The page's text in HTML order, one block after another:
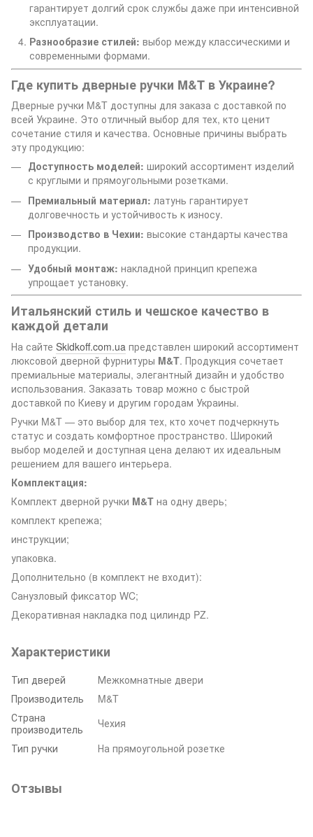
гарантирует долгий срок службы даже при интенсивной
эксплуатации.
Разнообразие стилей: выбор между классическими и
современными формами.
Где купить дверные ручки M&T в Украине?
Дверные ручки M&T доступны для заказа с доставкой по
всей Украине. Это отличный выбор для тех, кто ценит
сочетание стиля и качества. Основные причины выбрать
эту продукцию:
Доступность моделей: широкий ассортимент изделий
с круглыми и прямоугольными розетками.
Премиальный материал: латунь гарантирует
долговечность и устойчивость к износу.
Производство в Чехии: высокие стандарты качества
продукции.
Удобный монтаж: накладной принцип крепежа
упрощает установку.
Итальянский стиль и чешское качество в
каждой детали
На сайте Skidkoff.com.ua представлен широкий ассортимент
люксовой дверной фурнитуры M&T. Продукция сочетает
премиальные материалы, элегантный дизайн и удобство
использования. Заказать товар можно с быстрой
доставкой по Киеву и другим городам Украины.
Ручки M&T — это выбор для тех, кто хочет подчеркнуть
статус и создать комфортное пространство. Широкий
выбор моделей и доступная цена делают их идеальным
решением для вашего интерьера.
Комплектация:
Комплект дверной ручки M&T на одну дверь;
комплект крепежа;
инструкции;
упаковка.
Дополнительно (в комплект не входит):
Санузловый фиксатор WC;
Декоративная накладка под цилиндр PZ.
Характеристики
Тип дверей
Межкомнатные двери
Производитель
M&T
Страна
производитель
Чехия
Тип ручки
На прямоугольной розетке
Отзывы